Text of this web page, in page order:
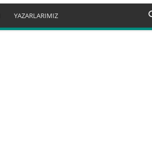
YAZARLARIMIZ